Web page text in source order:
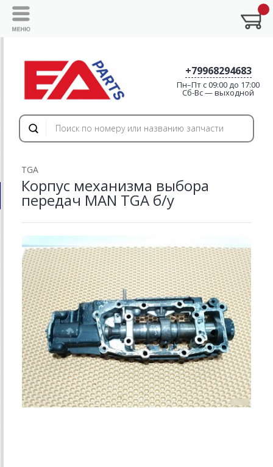
+79968294683
Пн–Пт с 09:00 до 17:00
Cб-Вс — выходной
TGA
Корпус механизма выбора
передач MAN TGA б/у